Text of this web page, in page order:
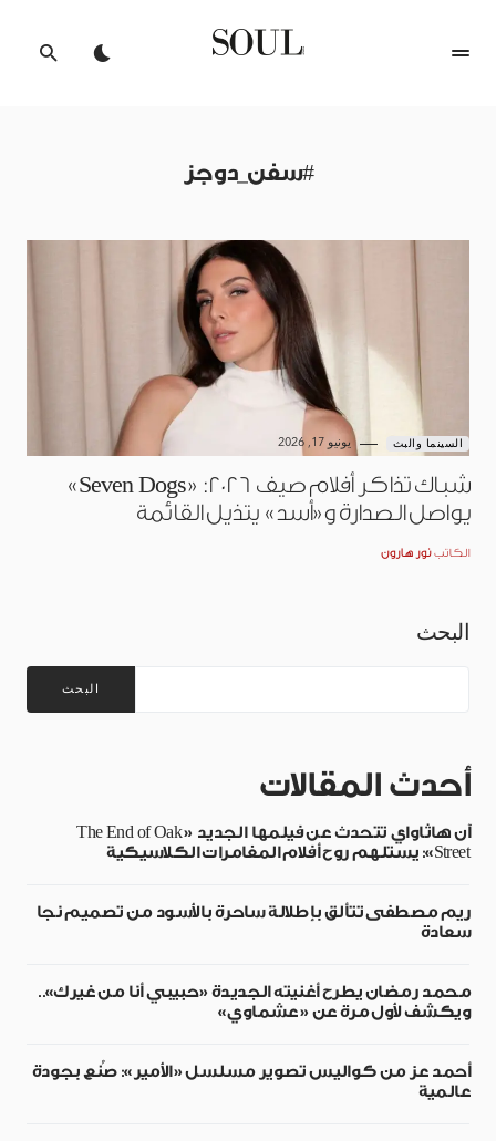
#سفن_دوجز
السينما والبث يونيو 17, 2026
شباك تذاكر أفلام صيف 2026: «Seven Dogs»
يواصل الصدارة و«أسد» يتذيل القائمة
الكاتب نور هارون
البحث
البحث
أحدث المقالات
آن هاثاواي تتحدث عن فيلمها الجديد «The End of Oak
Street»: يستلهم روح أفلام المغامرات الكلاسيكية
ريم مصطفى تتألق بإطلالة ساحرة بالأسود من تصميم نجا
سعادة
محمد رمضان يطرح أغنيته الجديدة «حبيبي أنا من غيرك»..
ويكشف لأول مرة عن «عشماوي»
أحمد عز من كواليس تصوير مسلسل «الأمير»: صُنع بجودة
عالمية